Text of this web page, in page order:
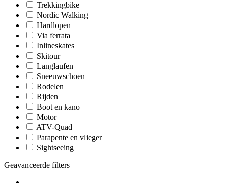
Trekkingbike
Nordic Walking
Hardlopen
Via ferrata
Inlineskates
Skitour
Langlaufen
Sneeuwschoen
Rodelen
Rijden
Boot en kano
Motor
ATV-Quad
Parapente en vlieger
Sightseeing
Geavanceerde filters